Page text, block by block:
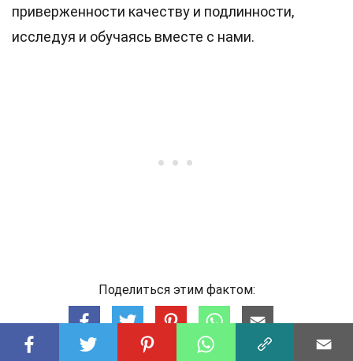
приверженности качеству и подлинности,
исследуя и обучаясь вместе с нами.
Поделиться этим фактом: